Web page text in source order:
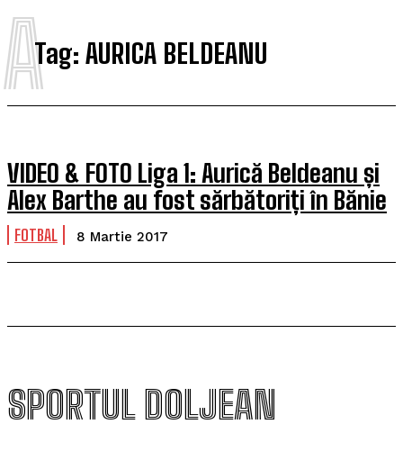
Tag: AURICA BELDEANU
A
VIDEO & FOTO Liga 1: Aurică Beldeanu și
Alex Barthe au fost sărbătoriți în Bănie
FOTBAL 8 Martie 2017
SPORTUL DOLJEAN